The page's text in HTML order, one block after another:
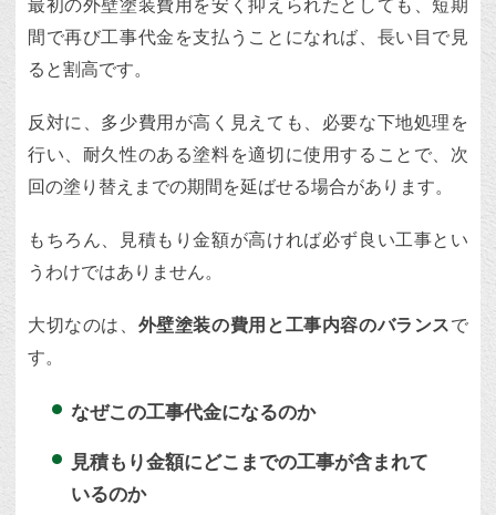
最初の外壁塗装費用を安く抑えられたとしても、短期
間で再び工事代金を支払うことになれば、長い目で見
ると割高です。
反対に、多少費用が高く見えても、必要な下地処理を
行い、耐久性のある塗料を適切に使用することで、次
回の塗り替えまでの期間を延ばせる場合があります。
もちろん、見積もり金額が高ければ必ず良い工事とい
うわけではありません。
大切なのは、 外壁塗装の費用と工事内容のバランスで
す。
なぜこの工事代金になるのか
見積もり金額にどこまでの工事が含まれて
いるのか